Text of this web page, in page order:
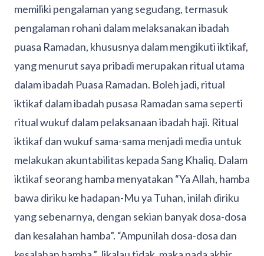
memiliki pengalaman yang segudang, termasuk
pengalaman rohani dalam melaksanakan ibadah
puasa Ramadan, khususnya dalam mengikuti iktikaf,
yang menurut saya pribadi merupakan ritual utama
dalam ibadah Puasa Ramadan. Boleh jadi, ritual
iktikaf dalam ibadah pusasa Ramadan sama seperti
ritual wukuf dalam pelaksanaan ibadah haji. Ritual
iktikaf dan wukuf sama-sama menjadi media untuk
melakukan akuntabilitas kepada Sang Khaliq. Dalam
iktikaf seorang hamba menyatakan “Ya Allah, hamba
bawa diriku ke hadapan-Mu ya Tuhan, inilah diriku
yang sebenarnya, dengan sekian banyak dosa-dosa
dan kesalahan hamba”. “Ampunilah dosa-dosa dan